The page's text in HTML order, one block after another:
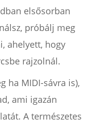
elsősorban
próbálj meg
ahelyett, hogy
rajzolnál.
ha MIDI-sávra is),
ami igazán
A természetes